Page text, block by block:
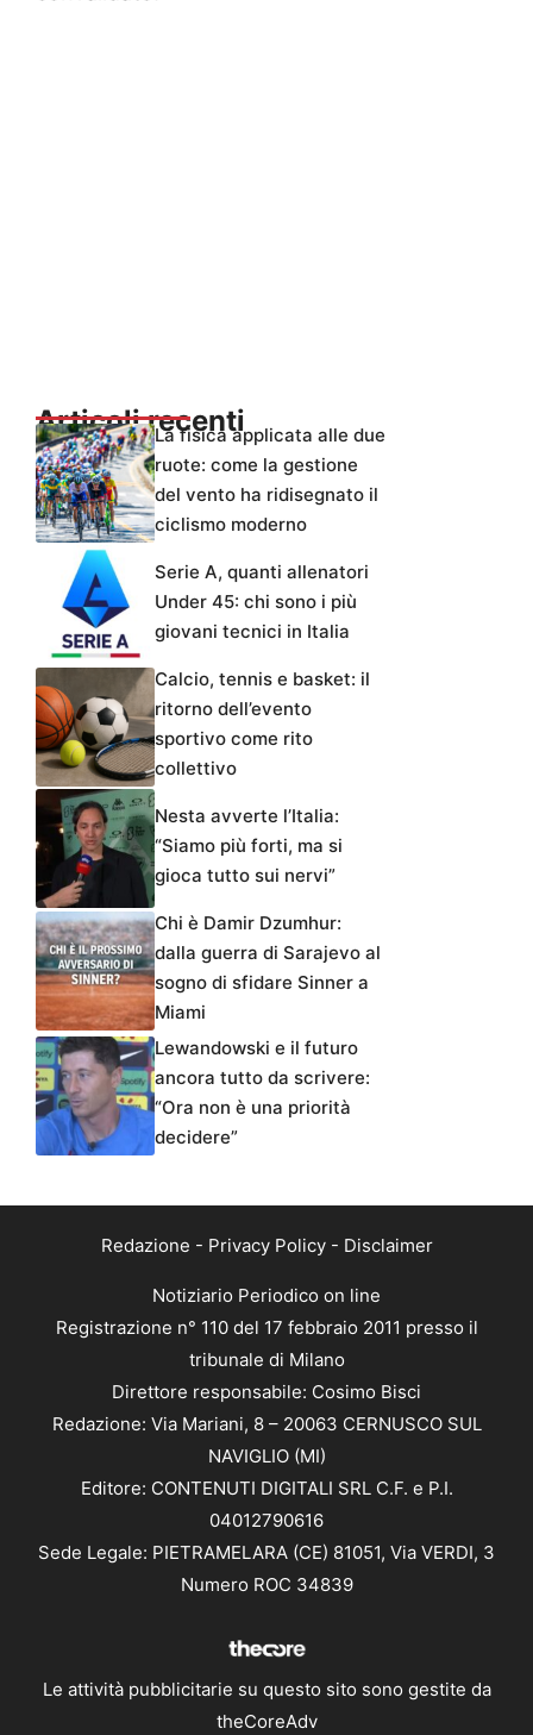
Articoli recentiLa fisica applicata alle due
ruote: come la gestione
del vento ha ridisegnato il
ciclismo moderno
Serie A, quanti allenatori
Under 45: chi sono i più
giovani tecnici in Italia
Calcio, tennis e basket: il
ritorno dell’evento
sportivo come rito
collettivo
Nesta avverte l’Italia:
“Siamo più forti, ma si
gioca tutto sui nervi”
Chi è Damir Dzumhur:
dalla guerra di Sarajevo al
sogno di sfidare Sinner a
Miami
Lewandowski e il futuro
ancora tutto da scrivere:
“Ora non è una priorità
decidere”
Redazione - Privacy Policy- Disclaimer
Notiziario Periodico on line
Registrazione n° 110 del 17 febbraio 2011 presso il
tribunale di Milano
Direttore responsabile: Cosimo Bisci
Redazione: Via Mariani, 8 – 20063 CERNUSCO SUL
NAVIGLIO (MI)
Editore: CONTENUTI DIGITALI SRL C.F. e P.I.
04012790616
Sede Legale: PIETRAMELARA (CE) 81051, Via VERDI, 3
Numero ROC 34839
Le attività pubblicitarie su questo sito sono gestite da
theCoreAdv